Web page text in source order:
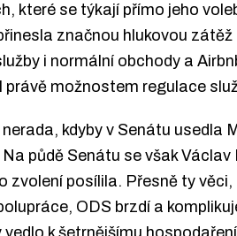
které se týkají přímo jeho
značnou hlukovou
i normální obchody a
právě možnostem regulace
kdyby v Senátu usedla
půdě Senátu se však
zvolení posílila. Přesně ty
ODS brzdí a
k šetrnějšímu